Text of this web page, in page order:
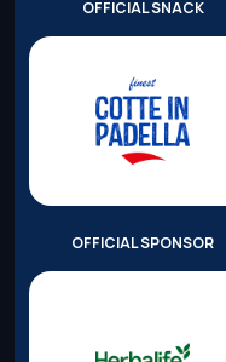
OFFICIAL SNACK
OFFICIAL SPONSOR